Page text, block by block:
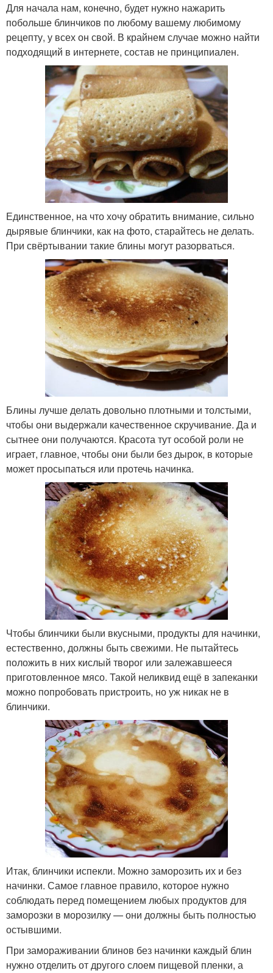
Для начала нам, конечно, будет нужно нажарить
побольше блинчиков по любому вашему любимому
рецепту, у всех он свой. В крайнем случае можно найти
подходящий в интернете, состав не принципиален.
Единственное, на что хочу обратить внимание, сильно
дырявые блинчики, как на фото, старайтесь не делать.
При свёртывании такие блины могут разорваться.
Блины лучше делать довольно плотными и толстыми,
чтобы они выдержали качественное скручивание. Да и
сытнее они получаются. Красота тут особой роли не
играет, главное, чтобы они были без дырок, в которые
может просыпаться или протечь начинка.
Чтобы блинчики были вкусными, продукты для начинки,
естественно, должны быть свежими. Не пытайтесь
положить в них кислый творог или залежавшееся
приготовленное мясо. Такой неликвид ещё в запеканки
можно попробовать пристроить, но уж никак не в
блинчики.
Итак, блинчики испекли. Можно заморозить их и без
начинки. Самое главное правило, которое нужно
соблюдать перед помещением любых продуктов для
заморозки в морозилку — они должны быть полностью
остывшими.
При замораживании блинов без начинки каждый блин
нужно отделить от другого слоем пищевой пленки, а